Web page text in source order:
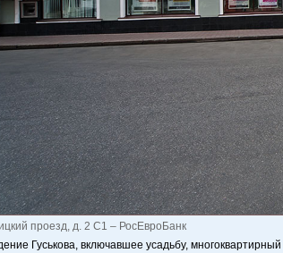
проезд, д. 2 С1 – РосЕвроБанк
Гуськова, включавшее усадьбу, многоквартирный